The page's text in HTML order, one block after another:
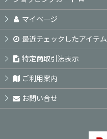
マイページ
最近チェックしたアイテム
特定商取引法表示
ご利用案内
お問い合せ